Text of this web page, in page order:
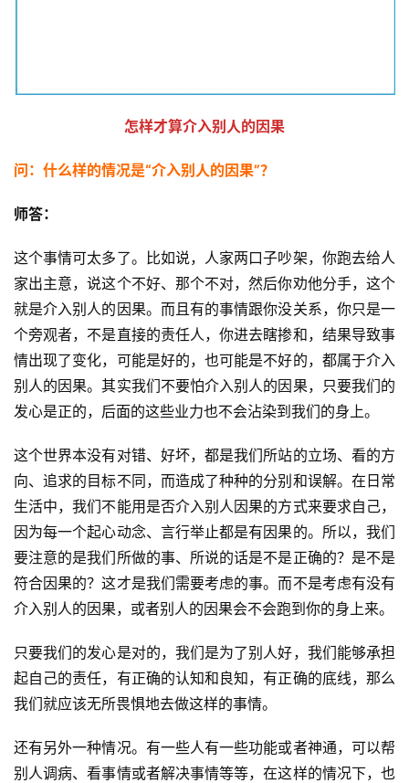
怎样才算介入别人的因果
问：什么样的情况是“介入别人的因果”？
师答：
这个事情可太多了。比如说，人家两口子吵架，你跑去给人
家出主意，说这个不好、那个不对，然后你劝他分手，这个
就是介入别人的因果。而且有的事情跟你没关系，你只是一
个旁观者，不是直接的责任人，你进去瞎掺和，结果导致事
情出现了变化，可能是好的，也可能是不好的，都属于介入
别人的因果。其实我们不要怕介入别人的因果，只要我们的
发心是正的，后面的这些业力也不会沾染到我们的身上。
这个世界本没有对错、好坏，都是我们所站的立场、看的方
向、追求的目标不同，而造成了种种的分别和误解。在日常
生活中，我们不能用是否介入别人因果的方式来要求自己，
因为每一个起心动念、言行举止都是有因果的。所以，我们
要注意的是我们所做的事、所说的话是不是正确的？是不是
符合因果的？这才是我们需要考虑的事。而不是考虑有没有
介入别人的因果，或者别人的因果会不会跑到你的身上来。
只要我们的发心是对的，我们是为了别人好，我们能够承担
起自己的责任，有正确的认知和良知，有正确的底线，那么
我们就应该无所畏惧地去做这样的事情。
还有另外一种情况。有一些人有一些功能或者神通，可以帮
别人调病、看事情或者解决事情等等，在这样的情况下，也